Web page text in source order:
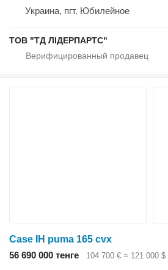
Украина, пгт. Юбилейное
ТОВ "ТД ЛІДЕРПАРТС"
Case IH puma 165 cvx
56 690 000 тенге
104 700 € ≈ 121 000 $